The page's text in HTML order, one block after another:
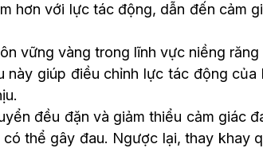
hơn với lực tác động, dẫn đến cảm
vững vàng trong lĩnh vực niềng răng
giúp điều chỉnh lực tác động của
đều đặn và giảm thiểu cảm giác
thể gây đau. Ngược lại, thay khay